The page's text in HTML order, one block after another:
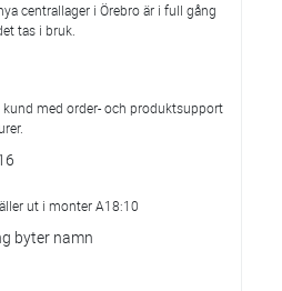
centrallager i Örebro är i full gång
tas i bruk.
med order- och produktsupport
ut i monter A18:10
byter namn